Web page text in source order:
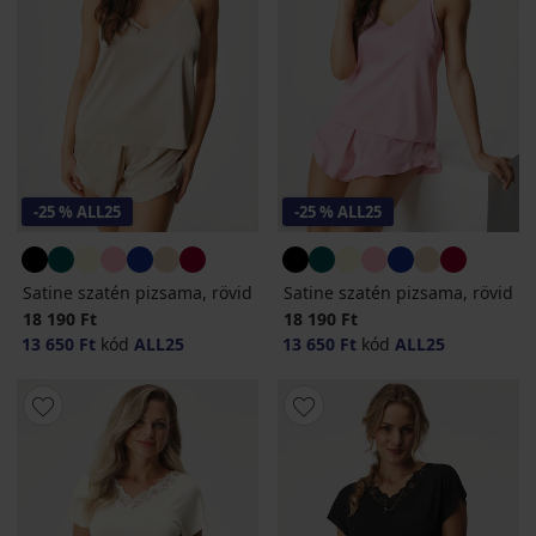
-25 % ALL25
Satine szatén pizsama, rövid
18 190 Ft
13 650 Ft kód ALL25
-25 % ALL25
Satine szatén pizsama, rövid
18 190 Ft
13 650 Ft kód ALL25